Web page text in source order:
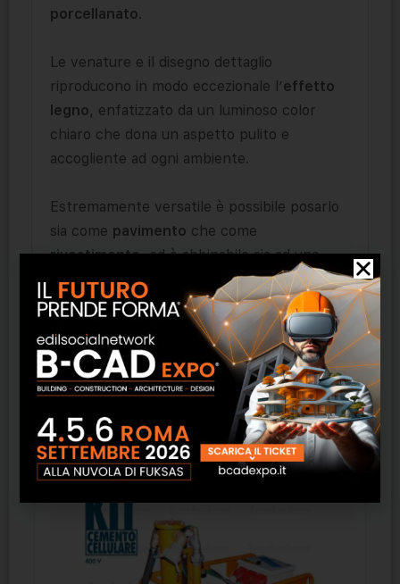
porcellanato.
Le venature e il disegno dettaglio
riproducono in modo eccezionale l’effetto
legno, enfatizzato da un luminoso color
chiaro che dona un aspetto pulito e
accogliente ad ogni ambiente.
Estremamente versatile è possibile posarlo
sia come pavimento che come
rivestimento, ed è abbinabile sia ad uno
stile moderno che tradizionale.
20×120 cme9,5 mm di
spessore.
Prodotti correlati